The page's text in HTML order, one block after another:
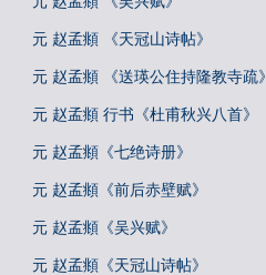
元 赵孟頫 《天冠山诗帖》
元 赵孟頫 《送瑛公住持隆教寺疏》
元 赵孟頫 行书《杜甫秋兴八首》
元 赵孟頫《七绝诗册》
元 赵孟頫《前后赤壁赋》
元 赵孟頫《吴兴赋》
元 赵孟頫《天冠山诗帖》